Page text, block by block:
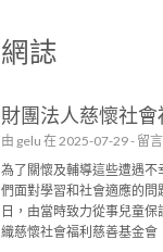
網誌
財團法人慈懷社
由 gelu 在 2025-07-29 - 在
〈
財
團
法
人
留
為了關懷及輔導這些遭遇
們面對學習和社會適應的
日，由當時致力從事兒童
織慈懷社會福利慈善基金會